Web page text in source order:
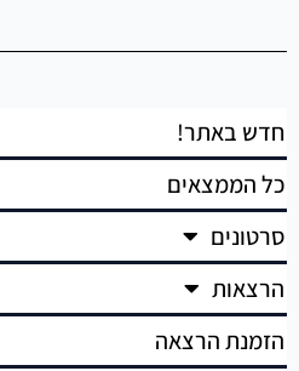
חדש באתר!
כל הממצאים
סרטונים
הרצאות
הזמנת הרצאה